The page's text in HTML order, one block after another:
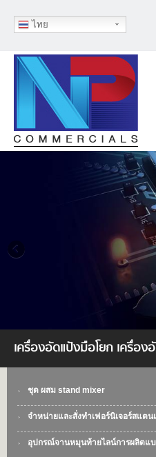
ไทย
เครื่องอัดแป้งมือโยก เครื่อ
ชุด ผสม stand mixer
จำหน่ายและสั่งทำเฟอร์นิเจอร์สแตน
อุปกรณ์จานหมุนท้ายไลน์การผลิตแ